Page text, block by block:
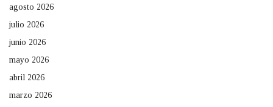
agosto 2026
julio 2026
junio 2026
mayo 2026
abril 2026
marzo 2026